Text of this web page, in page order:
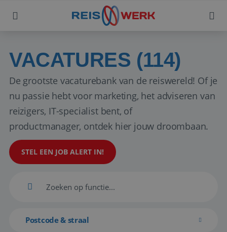
VACATURES (114)
De grootste vacaturebank van de reiswereld! Of je
nu passie hebt voor marketing, het adviseren van
reizigers, IT-specialist bent, of
productmanager, ontdek hier jouw droombaan.
STEL EEN JOB ALERT IN!
Postcode & straal